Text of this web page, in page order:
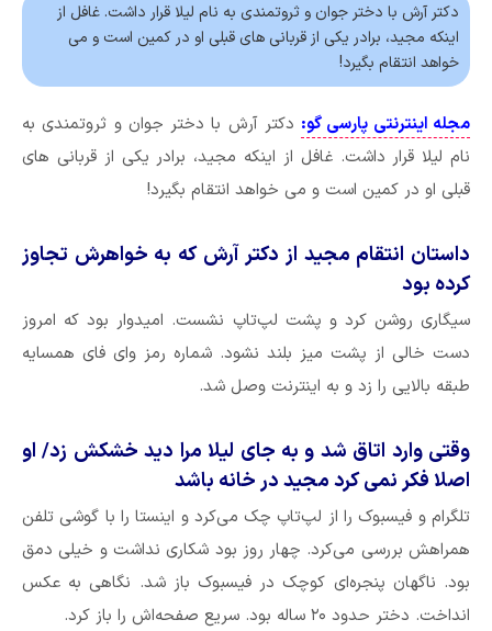
دکتر آرش با دختر جوان و ثروتمندی به نام لیلا قرار داشت. غافل از
اینکه مجید، برادر یکی از قربانی های قبلی او در کمین است و می
خواهد انتقام بگیرد!
مجله اینترنتی پارسی گو: دکتر آرش با دختر جوان و ثروتمندی به
نام لیلا قرار داشت. غافل از اینکه مجید، برادر یکی از قربانی های
قبلی او در کمین است و می خواهد انتقام بگیرد!
داستان انتقام مجید از دکتر آرش که به خواهرش تجاوز
کرده بود
سیگاری روشن کرد و پشت لپ‌تاپ نشست. امیدوار بود که امروز
دست خالی از پشت میز بلند نشود. شماره رمز وای فای همسایه
طبقه بالایی را زد و به اینترنت وصل شد.
وقتی وارد اتاق شد و به جای لیلا مرا دید خشکش زد/ او
اصلا فکر نمی کرد مجید در خانه باشد
تلگرام و فیسبوک را از لپ‌تاپ چک می‌کرد و اینستا را با گوشی تلفن
همراهش بررسی می‌کرد. چهار روز بود شکاری نداشت و خیلی دمق
بود. ناگهان پنجره‌ای کوچک در فیسبوک باز شد. نگاهی به عکس
انداخت. دختر حدود ۲۰ ساله بود. سریع صفحه‌اش را باز کرد.